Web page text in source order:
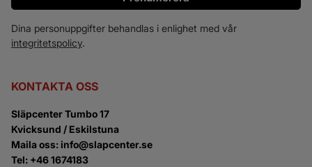
Dina personuppgifter behandlas i enlighet med vår
integritetspolicy.
KONTAKTA OSS
Släpcenter Tumbo 17
Kvicksund / Eskilstuna
Maila oss: info@slapcenter.se
Tel: +46 1674183